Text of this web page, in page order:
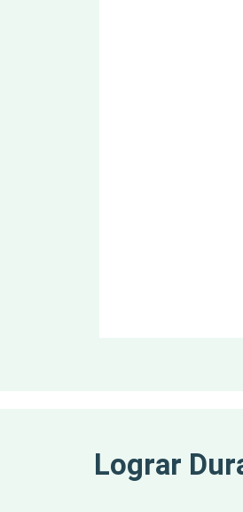
Lograr